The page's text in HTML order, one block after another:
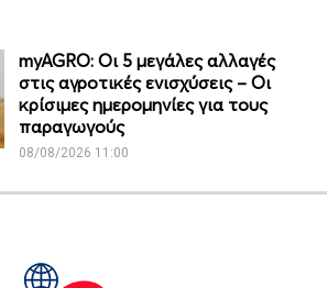
myAGRO: Οι 5 μεγάλες αλλαγές
στις αγροτικές ενισχύσεις – Οι
κρίσιμες ημερομηνίες για τους
παραγωγούς
08/08/2026 11:00